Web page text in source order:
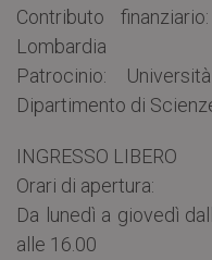
Contributo
Lombardia
Patrocinio:
Dipartimento di
INGRESSO LIBERO
Orari di apertura:
Da lunedì a giovedì
alle 16.00